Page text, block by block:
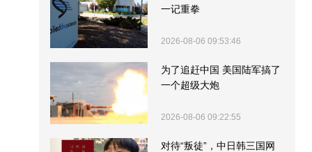
一记重拳
2026-08-06 09:53:46
为了追赶中国 美国陆军搞了
一个超级大炮
2026-08-06 09:22:55
对待“叛徒”，中日韩三国网